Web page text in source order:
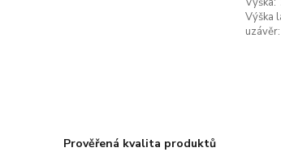
Výška
uzávěr:
Prověřená kvalita produktů